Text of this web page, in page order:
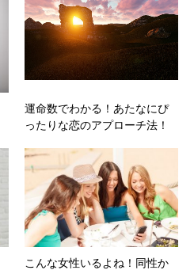
運命数でわかる！あたなにぴ
ったりな恋のアプローチ法！
こんな女性いるよね！同性か